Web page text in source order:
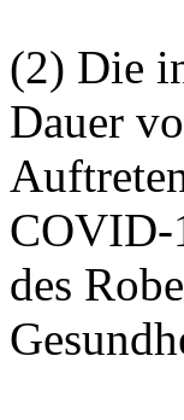
(2) Die
Dauer
COVID-
des